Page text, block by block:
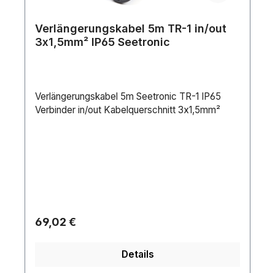
Verlängerungskabel 5m TR-1 in/out
3x1,5mm² IP65 Seetronic
Verlängerungskabel 5m Seetronic TR-1 IP65
Verbinder in/out Kabelquerschnitt 3x1,5mm²
Regulärer Preis:
69,02 €
Details